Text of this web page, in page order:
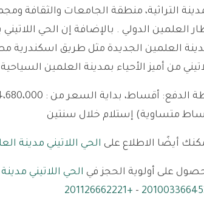
التراثية، منطقة الجامعات والثقافة
العلمين الدولي . بالإضافة إن الحي
العلمين الجديدة مثل طريق اسكندرية
من أميز الأحياء بمدينة العلمين
متساوية) إستلام خلال سنتين
أيضًا الاطلاع على الحي اللاتيني مدينة
على أولوية الحجز في الحي اللاتيني
-
+201126662221